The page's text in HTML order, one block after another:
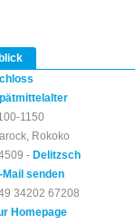
1150
Rokoko
- Delitzsch
Mail senden
34202 67208
Homepage